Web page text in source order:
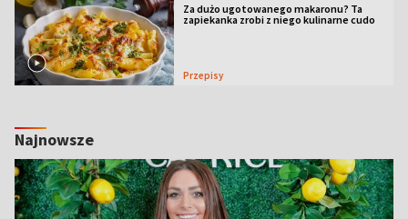
Za dużo ugotowanego makaronu? Ta
zapiekanka zrobi z niego kulinarne cudo
Przepisy
Najnowsze